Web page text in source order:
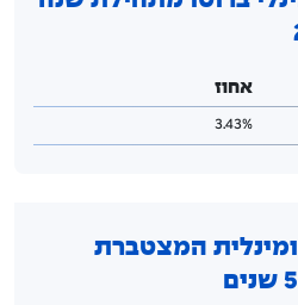
אחוז
3.43%
המצטברת